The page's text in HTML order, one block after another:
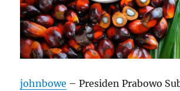
johnbowe – Presiden Prabowo